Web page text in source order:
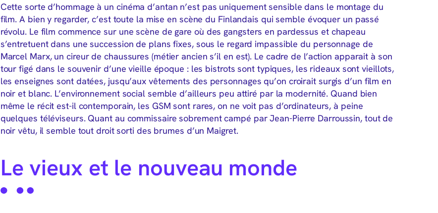
Cette sorte d’hommage à un cinéma d’antan n’est pas uniquement sensible dans le montage du
film. A bien y regarder, c’est toute la mise en scène du Finlandais qui semble évoquer un passé
révolu. Le film commence sur une scène de gare où des gangsters en pardessus et chapeau
s’entretuent dans une succession de plans fixes, sous le regard impassible du personnage de
Marcel Marx, un cireur de chaussures (métier ancien s’il en est). Le cadre de l’action apparait à son
tour figé dans le souvenir d’une vieille époque : les bistrots sont typiques, les rideaux sont vieillots,
les enseignes sont datées, jusqu’aux vêtements des personnages qu’on croirait surgis d’un film en
noir et blanc. L’environnement social semble d’ailleurs peu attiré par la modernité. Quand bien
même le récit est-il contemporain, les GSM sont rares, on ne voit pas d’ordinateurs, à peine
quelques téléviseurs. Quant au commissaire sobrement campé par Jean-Pierre Darroussin, tout de
noir vêtu, il semble tout droit sorti des brumes d’un Maigret.
Le vieux et le nouveau monde